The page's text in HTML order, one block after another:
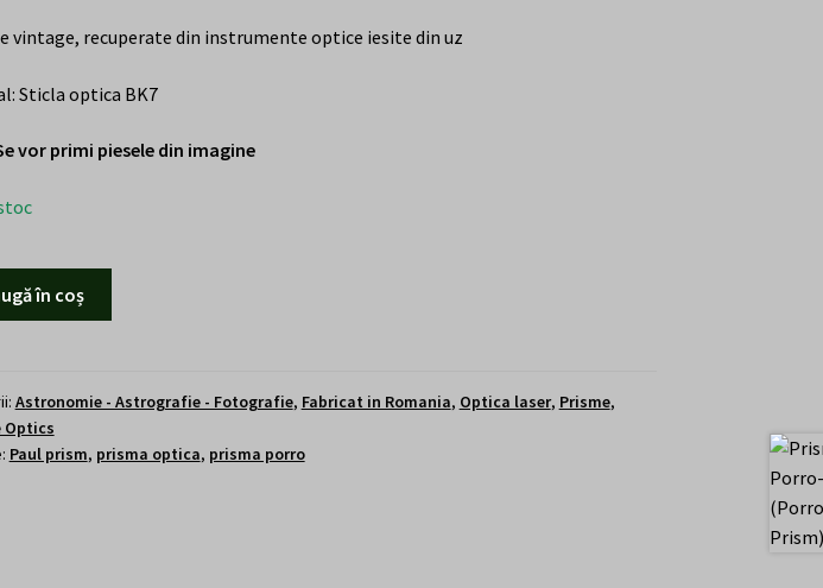
vintage, recuperate din instrumente optice iesite din uz
Sticla optica BK7
vor primi piesele din imagine
în coș
Astronomie - Astrografie - Fotografie, Fabricat in Romania, Optica laser, Prisme,
Optics
Paul prism, prisma optica, prisma porro